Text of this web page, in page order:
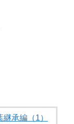
承編（1）